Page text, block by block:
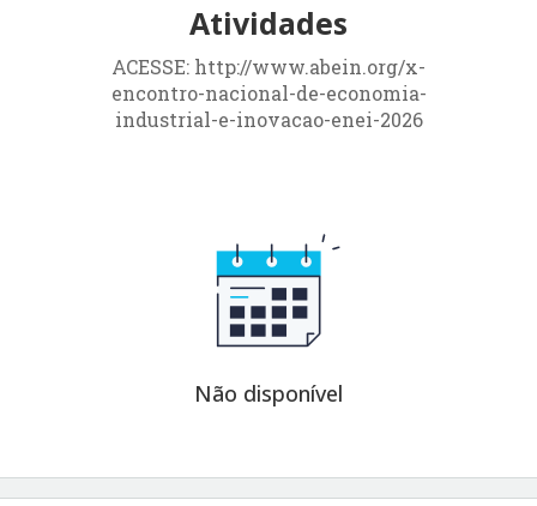
Atividades
ACESSE: http://www.abein.org/x-
encontro-nacional-de-economia-
industrial-e-inovacao-enei-2026
Não disponível